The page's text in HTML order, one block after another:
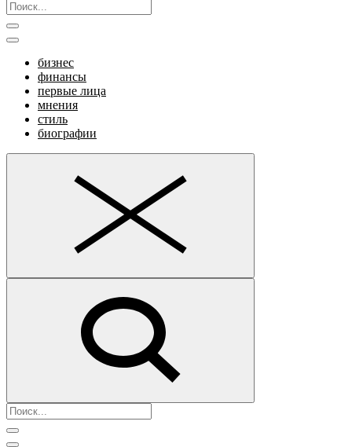
бизнес
финансы
первые лица
мнения
стиль
биографии